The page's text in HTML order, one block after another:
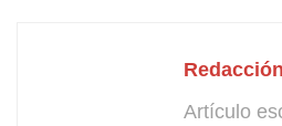
Artículo